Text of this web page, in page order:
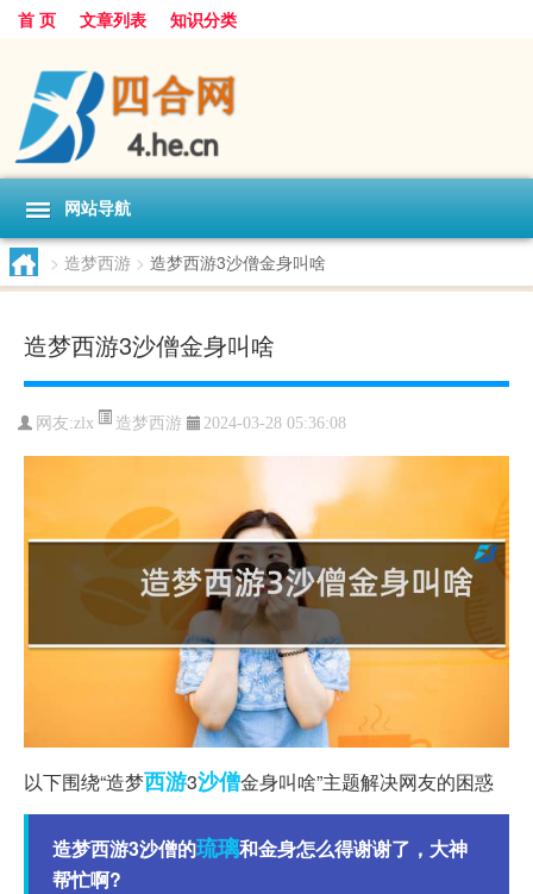
首 页 文章列表 知识分类
网站导航
> 造梦西游 > 造梦西游3沙僧金身叫啥
造梦西游3沙僧金身叫啥
网友:zlx 造梦西游 2024-03-28 05:36:08
以下围绕“造梦西游3沙僧金身叫啥”主题解决网友的困惑
造梦西游3沙僧的琉璃和金身怎么得谢谢了，大神
帮忙啊?